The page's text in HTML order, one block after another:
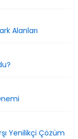
Alanları
Yenilikçi Çözüm